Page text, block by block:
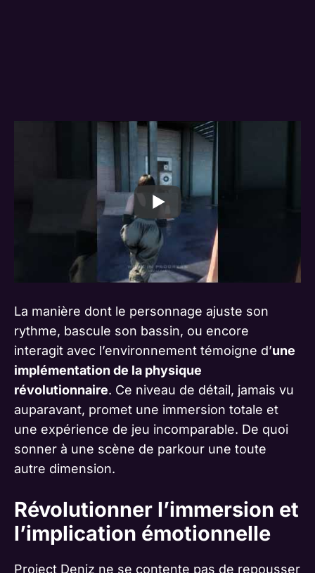
La manière dont le personnage ajuste son
rythme, bascule son bassin, ou encore
interagit avec l’environnement témoigne d’une
implémentation de la physique
révolutionnaire. Ce niveau de détail, jamais vu
auparavant, promet une immersion totale et
une expérience de jeu incomparable. De quoi
sonner à une scène de parkour une toute
autre dimension.
Révolutionner l’immersion et
l’implication émotionnelle
Project Deniz ne se contente pas de repousser